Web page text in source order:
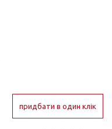
придбати в один клік